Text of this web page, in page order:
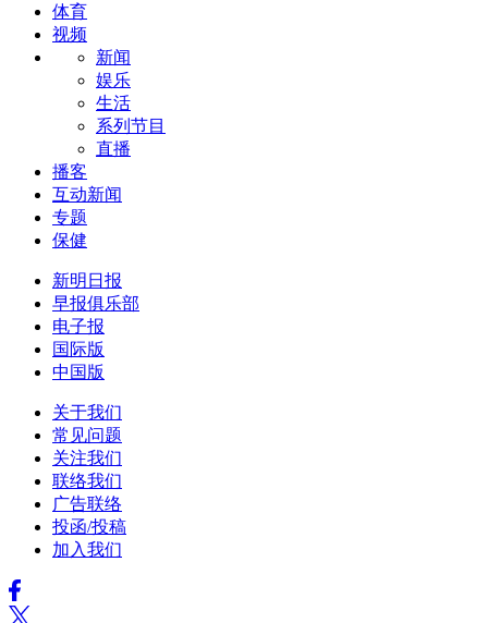
体育
视频
新闻
娱乐
生活
系列节目
直播
播客
互动新闻
专题
保健
新明日报
早报俱乐部
电子报
国际版
中国版
关于我们
常见问题
关注我们
联络我们
广告联络
投函/投稿
加入我们